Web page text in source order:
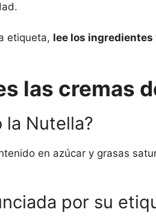
etiqueta, lee los ingredientes
las cremas
la Nutella?
en azúcar y grasas
por su